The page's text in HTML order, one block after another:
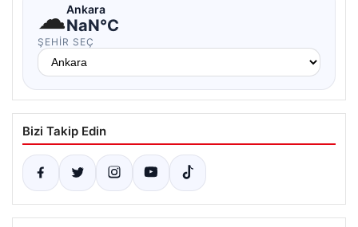
☁Ankara
NaN°C
ŞEHIR SEÇ
Bizi Takip Edin